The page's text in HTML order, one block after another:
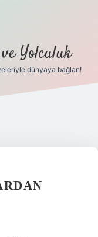
Yolculuk
dünyaya bağlan!